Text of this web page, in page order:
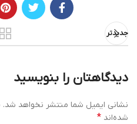
جدیدتر
دیدگاهتان را بنویسید
نشانی ایمیل شما منتشر نخواهد شد.
شده‌اند *